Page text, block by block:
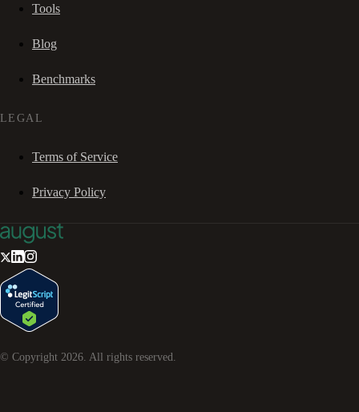
Tools
Blog
Benchmarks
LEGAL
Terms of Service
Privacy Policy
© Copyright 2026. All rights reserved.